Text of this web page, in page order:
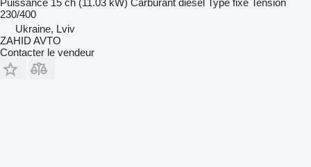
Puissance 15 ch (11.03 kW) Carburant diesel Type fixe Tension
230/400
Ukraine, Lviv
ZAHID AVTO
Contacter le vendeur